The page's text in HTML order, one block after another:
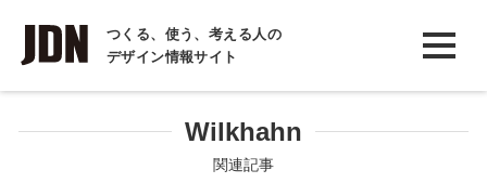
つくる、使う、考える人の
デザイン情報サイト
INTERVIEW
インタビュー
Wilkhahn
関連記事